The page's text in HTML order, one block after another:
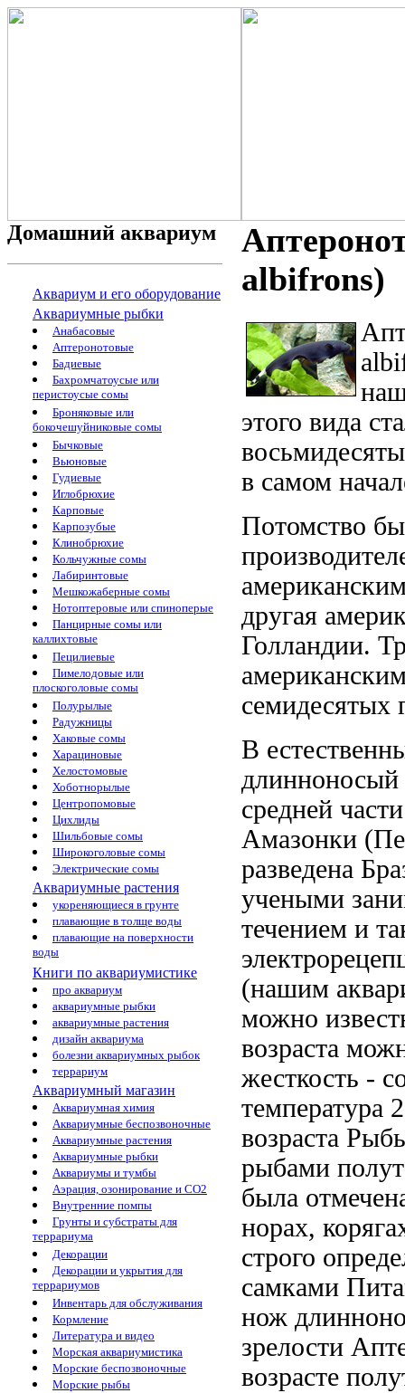
Домашний аквариум
Аквариум и его оборудование
Аквариумные рыбки
Анабасовые
Аптеронотовые
Бадиевые
Бахромчатоусые или
перистоусые сомы
Броняковые или
бокочешуйниковые сомы
Бычковые
Вьюновые
Гудиевые
Иглобрюхие
Карповые
Карпозубые
Клинобрюхие
Кольчужные сомы
Лабиринтовые
Мешкожаберные сомы
Нотоптеровые или спиноперые
Панцирные сомы или
каллихтовые
Пецилиевые
Пимелодовые или
плоскоголовые сомы
Полурылые
Радужницы
Хаковые сомы
Харациновые
Хелостомовые
Хоботнорылые
Центропомовые
Цихлиды
Шильбовые сомы
Широкоголовые сомы
Электрические сомы
Аквариумные растения
укореняющиеся в грунте
плавающие в толще воды
плавающие на поверхности
воды
Книги по аквариумистике
про аквариум
аквариумные рыбки
аквариумные растения
дизайн аквариума
болезни аквариумных рыбок
террариум
Аквариумный магазин
Аквариумная химия
Аквариумные беспозвоночные
Аквариумные растения
Аквариумные рыбки
Аквариумы и тумбы
Аэрация, озонирование и CO2
Внутренние помпы
Грунты и субстраты для
террариума
Декорации
Декорации и укрытия для
террариумов
Инвентарь для обслуживания
Кормление
Литература и видео
Морская аквариумистика
Морские беспозвоночные
Морские рыбы
albifrons)
этого вида
в самом
Потомство
другая
Голландии.
семидесятых
В
длинноносый
средней
Амазонки
разведена
учеными
течением и
(нашим
можно
возраста
жесткость -
температура
возраста
рыбами
была
норах,
строго
самками
нож
зрелости
возрасте